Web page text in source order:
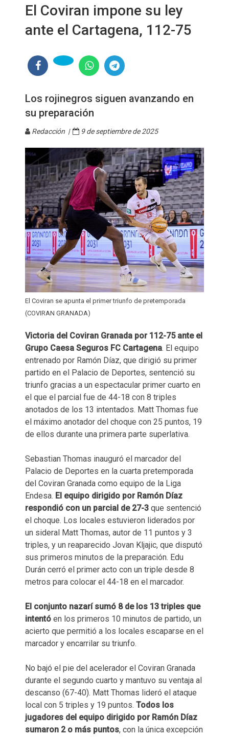
El Coviran impone su ley
ante el Cartagena, 112-75
Los rojinegros siguen avanzando en
su preparación
Redacción | 9 de septiembre de 2025
El Coviran se apunta el primer triunfo de pretemporada
(COVIRAN GRANADA)
Victoria del Coviran Granada por 112-75 ante el
Grupo Caesa Seguros FC Cartagena. El equipo
entrenado por Ramón Díaz, que dirigió su primer
partido en el Palacio de Deportes, sentenció su
triunfo gracias a un espectacular primer cuarto en
el que el parcial fue de 44-18 con 8 triples
anotados de los 13 intentados. Matt Thomas fue
el máximo anotador del choque con 25 puntos, 19
de ellos durante una primera parte superlativa.
Sebastian Thomas inauguró el marcador del
Palacio de Deportes en la cuarta pretemporada
del Coviran Granada como equipo de la Liga
Endesa. El equipo dirigido por Ramón Díaz
respondió con un parcial de 27-3 que sentenció
el choque. Los locales estuvieron liderados por
un sideral Matt Thomas, autor de 11 puntos y 3
triples, y un reaparecido Jovan Kljajic, que disputó
sus primeros minutos de la preparación. Edu
Durán cerró el primer acto con un triple desde 8
metros para colocar el 44-18 en el marcador.
El conjunto nazarí sumó 8 de los 13 triples que
intentó en los primeros 10 minutos de partido, un
acierto que permitió a los locales escaparse en el
marcador y encarrilar su triunfo.
No bajó el pie del acelerador el Coviran Granada
durante el segundo cuarto y mantuvo su ventaja al
descanso (67-40). Matt Thomas lideró el ataque
local con 5 triples y 19 puntos. Todos los
jugadores del equipo dirigido por Ramón Díaz
sumaron 2 o más puntos, con la única excepción